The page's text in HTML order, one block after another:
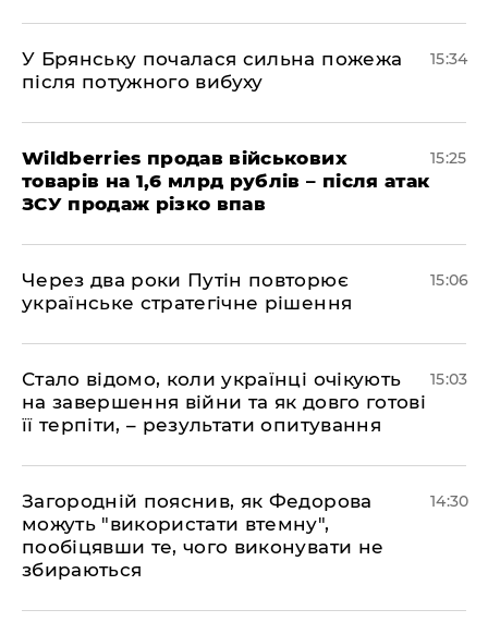
У Брянську почалася сильна пожежа
після потужного вибуху
15:34
Wildberries продав військових
товарів на 1,6 млрд рублів – після атак
ЗСУ продаж різко впав
15:25
Через два роки Путін повторює
українське стратегічне рішення
15:06
Стало відомо, коли українці очікують
на завершення війни та як довго готові
її терпіти, – результати опитування
15:03
Загородній пояснив, як Федорова
можуть "використати втемну",
пообіцявши те, чого виконувати не
збираються
14:30